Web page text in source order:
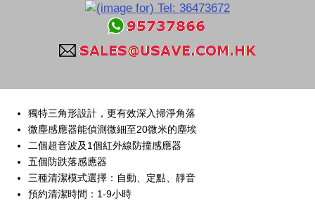
獨特三角形設計，更有效深入掃淨角落
微塵感應器能偵測微細至20微米的塵埃
二個超音波及1個紅外線防撞感應器
五個防跌落感應器
三種清潔模式選擇：自動、定點、靜音
預約清潔時間：1-9小時